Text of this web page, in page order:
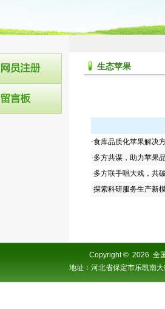
生态苹果
·食库品质化苹果解决
·多方共谋，助力苹果
·多方联手唱大戏，共
·探索科研服务生产新
Copyright© 2026 全
地址：河北省保定市乐凯